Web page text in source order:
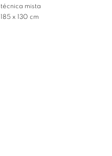
técnica mista
185 x 130 cm